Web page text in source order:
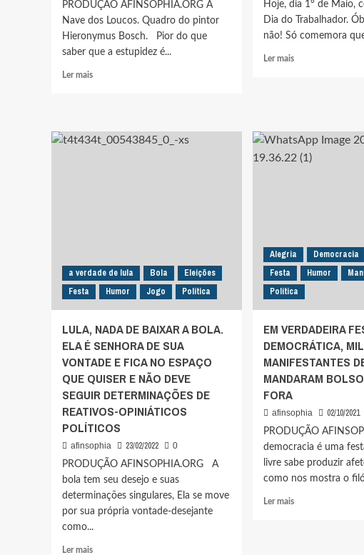
PRODUÇÃO AFINSOPHIA.ORG A
Nave dos Loucos. Quadro do pintor
Hieronymus Bosch. Pior do que
saber que a estupidez é...
Ler maisLeia
HISTÓRIA:
VENEZUELA.
HOJE,
O
BRASIL
SÓ
MISÉRIA
Hoje, dia 1° de Maio,
Dia do Trabalhador.
não! Só comemora
Ler maisLeia
SEUS
PROMOVEM
CHABU
NÃO
SABEM
QUE
É
E
NEM
a verdade de lula Bola
Eleições
Festa
Humor Jogo Política
LULA, NADA DE BAIXAR A BOLA.
ELA É SENHORA DE SUA
VONTADE E FICA NO ESPAÇO
QUE QUISER E NÃO DEVE
SEGUIR DETERMINAÇÕES DE
REATIVOS-OPINIÁTICOS
POLÍTICOS
afinsophia 23/02/2022
0
PRODUÇÃO AFINSOPHIA.ORG A
bola tem seu desejo e suas
determinações singulares, Ela se move
por sua própria vontade-desejante
como...
Ler maisLeia
Alegria Democracia
Festa
Humor
Política
EM VERDADEIRA
DEMOCRÁTICA,
MANIFESTANTES
MANDARAM
FORA
afinsophia 02/10/2021
PRODUÇÃO
democracia é uma
livre sabe produzir
como nos mostra o
Ler maisLeia